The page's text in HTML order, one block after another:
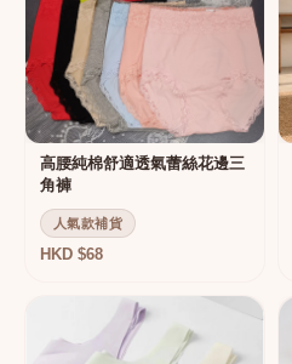
高腰純棉舒適透氣蕾絲花邊三
角褲
人氣款補貨
HKD $68